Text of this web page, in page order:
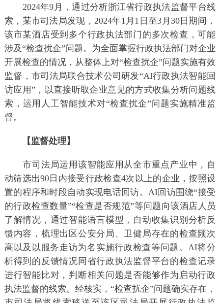
2024年9月，通过分析浙江省行政执法监督平台线
索，某市司法局发现，2024年1月1日至3月30日期间，
该市某酒店受到多个行政执法部门的多次检查，可能
涉及“检查扰企”问题。为全面掌握行政执法部门对企业
开展检查的情况，从整体上对“检查扰企”问题实施有效
监督，市司法局联合技术公司研发“AI行政执法智能回
访应用”，以直接听取企业意见的方式收集分析问题线
索，运用人工智能技术对“检查扰企”问题实施精准监
督。
【监督处理】
市司法局运用该智能应用从全市重点产业中，自
动筛选出90日内接受行政检查4次以上的企业，按照设
置的程序和时段自动实现电话回访。AI回访围绕“接受
的行政检查数量”“检查是否规范”等问题向该酒店人员
了解情况，通过智能语言模型，自动收集识别分析反
馈内容，梳理出区公安分局、卫健局存在的检查频次
高以及以服务走访为名实施行政检查等问题。AI将分
析得到的反馈情况同省行政执法监督平台的检查记录
进行智能比对，判断相关问题是否能够作为启动行政
执法监督的线索。经核实，“检查扰企”问题确实存在，